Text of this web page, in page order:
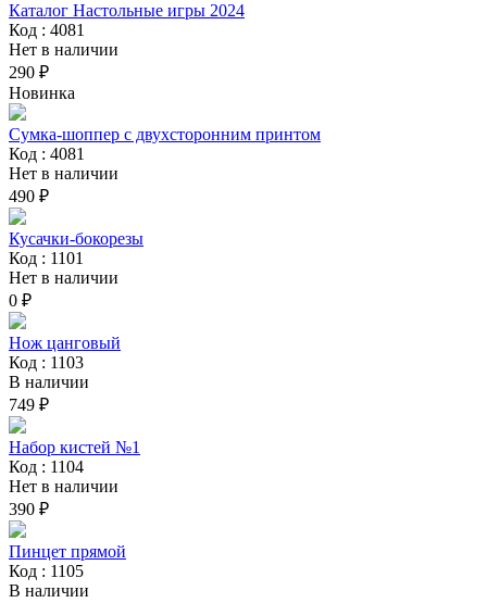
Каталог Настольные игры 2024
Код : 4081
Нет в наличии
290 ₽
Новинка
Сумка-шоппер с двухсторонним принтом
Код : 4081
Нет в наличии
490 ₽
Кусачки-бокорезы
Код : 1101
Нет в наличии
0 ₽
Нож цанговый
Код : 1103
В наличии
749 ₽
Набор кистей №1
Код : 1104
Нет в наличии
390 ₽
Пинцет прямой
Код : 1105
В наличии